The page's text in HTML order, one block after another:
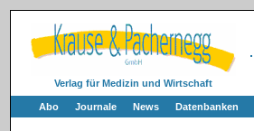
Verlag für Medizin und Wirtschaft
Abo Journale News Datenbanken